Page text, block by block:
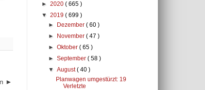
►
► 2020 ( 665 )
▼ 2019 ( 699 )
►
Dezember( 60 )
►
November( 47 )
►Oktober( 65 )
►September( 58 )
▼August( 40 )
Planwagen umgestürzt: 19
Verletzte